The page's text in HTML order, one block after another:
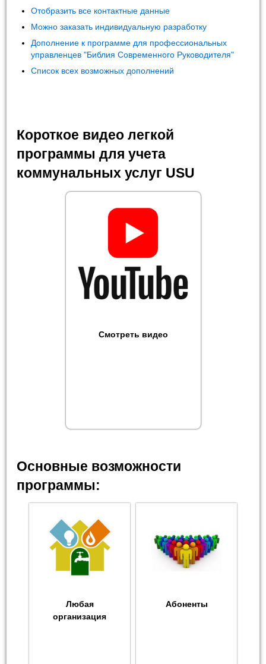
Отобразить все контактные данные
Можно заказать индивидуальную разработку
Дополнение к программе для профессиональных
управленцев "Библия Современного Руководителя"
Список всех возможных дополнений
Короткое видео легкой
программы для учета
коммунальных услуг USU
Смотреть видео
Основные возможности
программы:
Любая
организация
Абоненты